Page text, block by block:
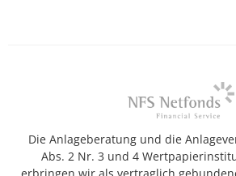
Die Anlageberatung und die
Abs. 2 Nr. 3 und 4